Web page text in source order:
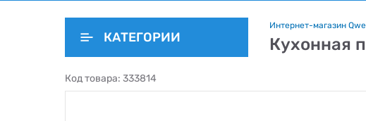
КАТЕГОРИИ
Интернет-магазин
Кухонная
Код товара: 333814